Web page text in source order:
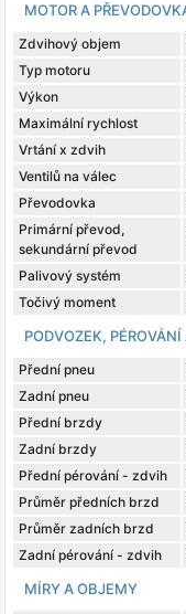
MOTOR A
Zdvihový objem
Typ motoru
Výkon
Maximální rychlost
Vrtání x zdvih
Ventilů na válec
Převodovka
Primární převod,
sekundární převod
Palivový systém
Točivý moment
PODVOZEK,
Přední pneu
Zadní pneu
Přední brzdy
Zadní brzdy
Přední pérování - zdvih
Průměr předních brzd
Průměr zadních brzd
Zadní pérování - zdvih
MÍRY A OBJEMY